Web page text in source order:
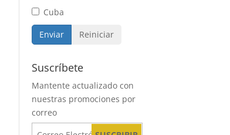
Cuba
Suscríbete
Mantente actualizado con
nuestras promociones por
correo